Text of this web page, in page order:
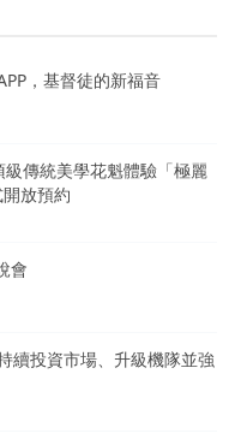
，基督徒的新福音
傳統美學花魁體驗「極麗
放預約
會
續投資市場、升級機隊並強